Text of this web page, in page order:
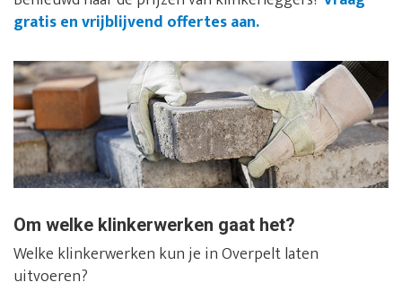
gratis en vrijblijvend offertes aan.
Om welke klinkerwerken gaat het?
Welke klinkerwerken kun je in Overpelt laten
uitvoeren?